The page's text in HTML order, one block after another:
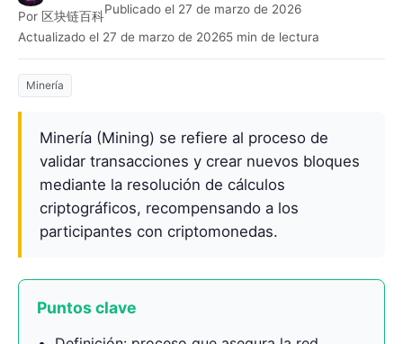
Por 区块链百科Publicado el 27 de marzo de 2026
Actualizado el 27 de marzo de 20265 min de lectura
Minería
Minería (Mining) se refiere al proceso de
validar transacciones y crear nuevos bloques
mediante la resolución de cálculos
criptográficos, recompensando a los
participantes con criptomonedas.
Puntos clave